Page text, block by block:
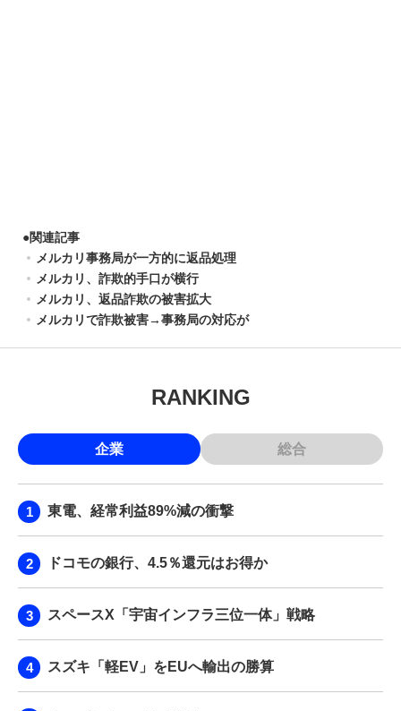
●関連記事
メルカリ事務局が一方的に返品処理
メルカリ、詐欺的手口が横行
メルカリ、返品詐欺の被害拡大
メルカリで詐欺被害→事務局の対応が
RANKING
企業 総合
東電、経常利益89%減の衝撃
ドコモの銀行、4.5％還元はお得か
スペースX「宇宙インフラ三位一体」戦略
スズキ「軽EV」をEUへ輸出の勝算